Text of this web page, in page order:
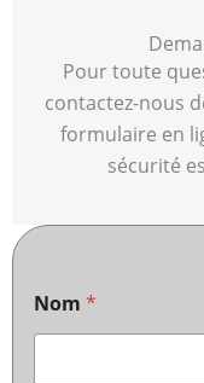
Pour toute
contactez-nous
formulaire en
sécurité
Nom *